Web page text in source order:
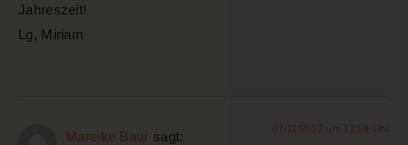
Jahreszeit!
Lg, Miriam
Mareike Baur sagt: 07/11/2012 um 12:59 Uhr